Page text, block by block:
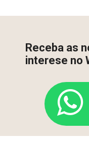
Receba as
interese no